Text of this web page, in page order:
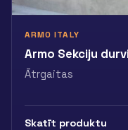
ARMO ITALY
Armo Sekciju
Ātrgaitas
Skatīt produktu